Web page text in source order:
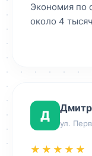
Экономия по
около 4
Д
ул.
★★★★★